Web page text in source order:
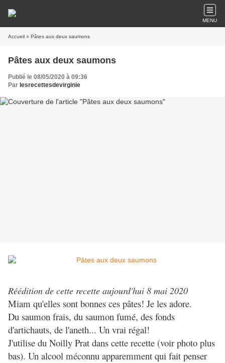
MENU
Accueil » Pâtes aux deux saumons
Pâtes aux deux saumons
Publié le 08/05/2020 à 09:36
Par lesrecettesdevirginie
Réédition de cette recette aujourd'hui 8 mai 2020
Miam qu'elles sont bonnes ces pâtes! Je les adore.
Du saumon frais, du saumon fumé, des fonds
d'artichauts, de l'aneth... Un vrai régal!
J'utilise du Noilly Prat dans cette recette (voir photo plus
bas). Un alcool méconnu apparemment qui fait penser